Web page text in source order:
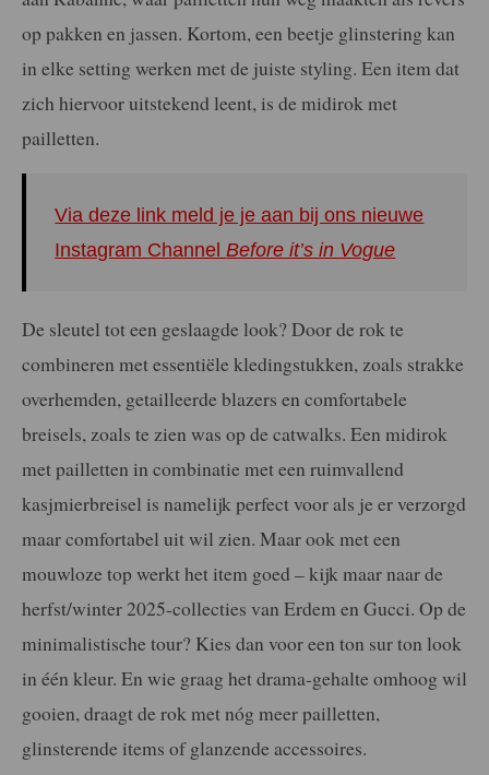
op pakken en jassen. Kortom, een beetje glinstering kan
in elke setting werken met de juiste styling. Een item dat
zich hiervoor uitstekend leent, is de midirok met
pailletten.
Via deze link meld je je aan bij ons nieuwe
Instagram ChannelBefore it’s in Vogue
De sleutel tot een geslaagde look? Door de rok te
combineren met essentiële kledingstukken, zoals strakke
overhemden, getailleerde blazers en comfortabele
breisels, zoals te zien was op de catwalks. Een midirok
met pailletten in combinatie met een ruimvallend
kasjmierbreisel is namelijk perfect voor als je er verzorgd
maar comfortabel uit wil zien. Maar ook met een
mouwloze top werkt het item goed – kijk maar naar de
herfst/winter 2025-collecties van Erdem en Gucci. Op de
minimalistische tour? Kies dan voor een ton sur ton look
in één kleur. En wie graag het drama-gehalte omhoog wil
gooien, draagt de rok met nóg meer pailletten,
glinsterende items of glanzende accessoires.